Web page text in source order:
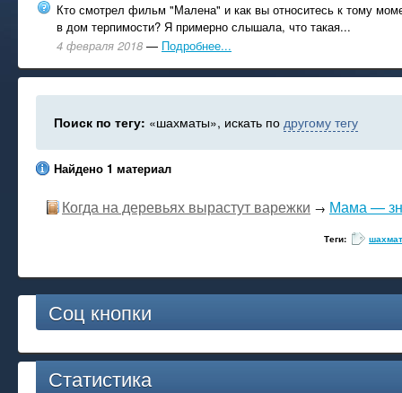
Кто смотрел фильм "Малена" и как вы относитесь к тому
в дом терпимости? Я примерно слышала, что такая...
4 февраля 2018 — Подробнее...
Поиск по тегу: «шахматы», искать по другому тегу
Найдено 1 материал
Когда на деревьях вырастут варежки → Мама —
Теги:
Соц кнопки
Статистика